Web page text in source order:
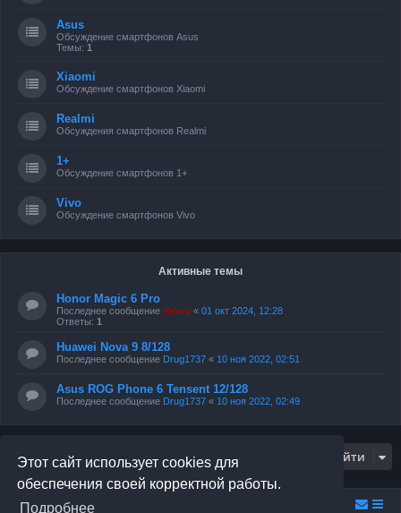
Этот сайт использует cookies для
обеспечения своей корректной работы.
Подробнее
Asus
Обсуждение смартфонов Asus
Темы: 1
Xiaomi
Обсуждение смартфонов Xiaomi
Realmi
Обсуждения смартфонов Realmi
1+
Обсуждение смартфонов 1+
Vivo
Обсуждение смартфонов Vivo
Активные темы
Honor Magic 6 Pro
Последнее сообщение Valery « 01 окт 2024, 12:28
Ответы: 1
Huawei Nova 9 8/128
Последнее сообщение Drug1737 « 10 ноя 2022, 02:51
Asus ROG Phone 6 Tensent 12/128
Последнее сообщение Drug1737 « 10 ноя 2022, 02:49
Перейти
Relax.F.Studio